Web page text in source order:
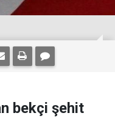
bekçi şehit